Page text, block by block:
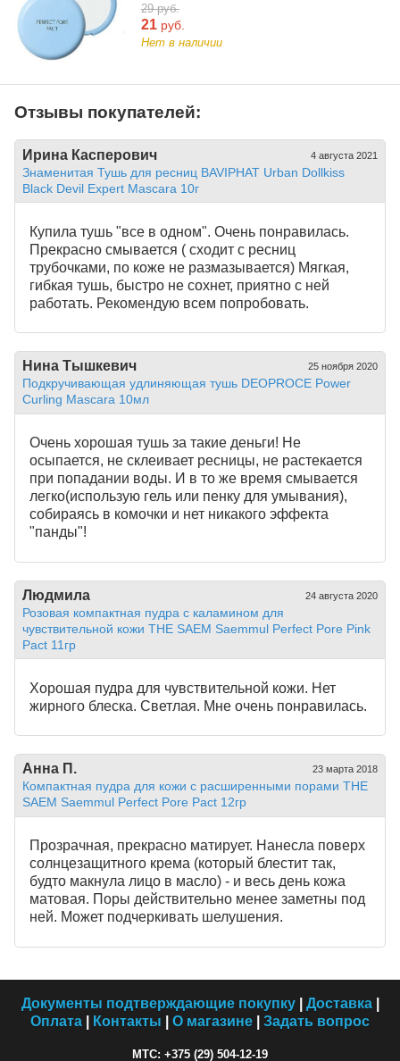
29 руб.
21 руб.
Нет в наличии
Отзывы покупателей:
Ирина Касперович 4 августа 2021
Знаменитая Тушь для ресниц BAVIPHAT Urban Dollkiss
Black Devil Expert Mascara 10г
Купила тушь "все в одном". Очень понравилась.
Прекрасно смывается ( сходит с ресниц
трубочками, по коже не размазывается) Мягкая,
гибкая тушь, быстро не сохнет, приятно с ней
работать. Рекомендую всем попробовать.
Нина Тышкевич 25 ноября 2020
Подкручивающая удлиняющая тушь DEOPROCE Power
Curling Mascara 10мл
Очень хорошая тушь за такие деньги! Не
осыпается, не склеивает ресницы, не растекается
при попадании воды. И в то же время смывается
легко(использую гель или пенку для умывания),
собираясь в комочки и нет никакого эффекта
"панды"!
Людмила 24 августа 2020
Розовая компактная пудра с каламином для
чувствительной кожи THE SAEM Saemmul Perfect Pore Pink
Pact 11гр
Хорошая пудра для чувствительной кожи. Нет
жирного блеска. Светлая. Мне очень понравилась.
Анна П. 23 марта 2018
Компактная пудра для кожи с расширенными порами THE
SAEM Saemmul Perfect Pore Pact 12гр
Прозрачная, прекрасно матирует. Нанесла поверх
солнцезащитного крема (который блестит так,
будто макнула лицо в масло) - и весь день кожа
матовая. Поры действительно менее заметны под
ней. Может подчеркивать шелушения.
Документы подтверждающие покупку| Доставка|
Оплата
Контакты О магазине Задать вопрос
МТС: +375 (29) 504-12-19